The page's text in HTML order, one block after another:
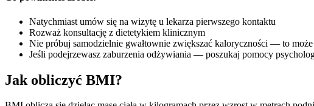
Natychmiast umów się na wizytę u lekarza pierwszego kontaktu
Rozważ konsultację z dietetykiem klinicznym
Nie próbuj samodzielnie gwałtownie zwiększać kaloryczności — to
Jeśli podejrzewasz zaburzenia odżywiania — poszukaj pomocy
Jak obliczyć BMI?